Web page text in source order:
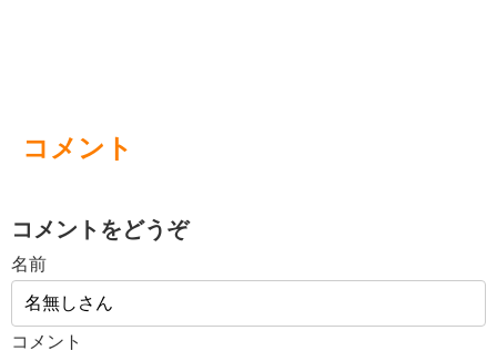
コメント
コメントをどうぞ
名前
コメント